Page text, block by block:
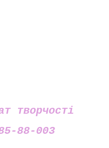
творчості
88-003